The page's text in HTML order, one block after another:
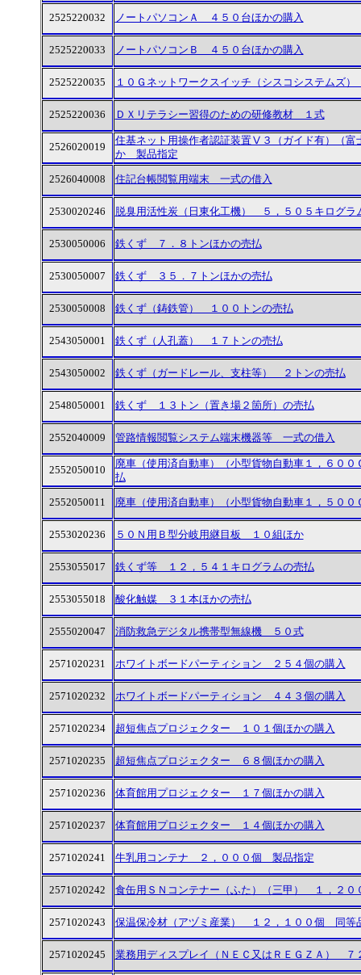
2525220032 ノートパソコンＡ ４５０台ほかの購入
2525220033 ノートパソコンＢ ４５０台ほかの購入
2525220035 １０Ｇネットワークスイッチ（シスコシステムズ
2525220036 ＤＸリテラシー習得のための研修教材 １式
2526020019
住基ネット用操作者認証装置Ⅴ３（ガイド有）（
か 製品指定
2526040008 住記台帳閲覧用端末 一式の借入
2530020246 脱臭用活性炭（日東化工機） ５，５０５キログ
2530050006 鉄くず ７．８トンほかの売払
2530050007 鉄くず ３５．７トンほかの売払
2530050008 鉄くず（鋳鉄管） １００トンの売払
2543050001 鉄くず（人孔蓋） １７トンの売払
2543050002 鉄くず（ガードレール、支柱等） ２トンの売払
2548050001 鉄くず １３トン（置き場２箇所）の売払
2552040009 管路情報閲覧システム端末機器等 一式の借入
2552050010
廃車（使用済自動車）（小型貨物自動車１，６０
払
2552050011 廃車（使用済自動車）（小型貨物自動車１，５０
2553020236 ５０Ｎ用Ｂ型分岐用継目板 １０組ほか
2553055017 鉄くず等 １２，５４１キログラムの売払
2553055018 酸化触媒 ３１本ほかの売払
2555020047 消防救急デジタル携帯型無線機 ５０式
2571020231 ホワイトボードパーティション ２５４個の購入
2571020232 ホワイトボードパーティション ４４３個の購入
2571020234 超短焦点プロジェクター １０１個ほかの購入
2571020235 超短焦点プロジェクター ６８個ほかの購入
2571020236 体育館用プロジェクター １７個ほかの購入
2571020237 体育館用プロジェクター １４個ほかの購入
2571020241 牛乳用コンテナ ２，０００個 製品指定
2571020242 食缶用ＳＮコンテナー（ふた）（三甲） １，２
2571020243 保温保冷材（アヅミ産業） １２，１００個 同等
2571020245 業務用ディスプレイ（ＮＥＣ又はＲＥＧＺＡ）